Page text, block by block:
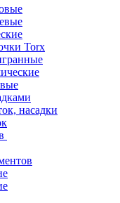
Torx
насадки